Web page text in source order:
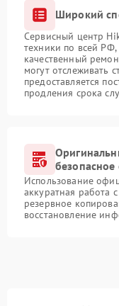
Широкий
Сервисный центр
техники по всей РФ,
качественный
могут отслеживать
предоставляется
продления срока
Использование
аккуратная работа
резервное
восстановление